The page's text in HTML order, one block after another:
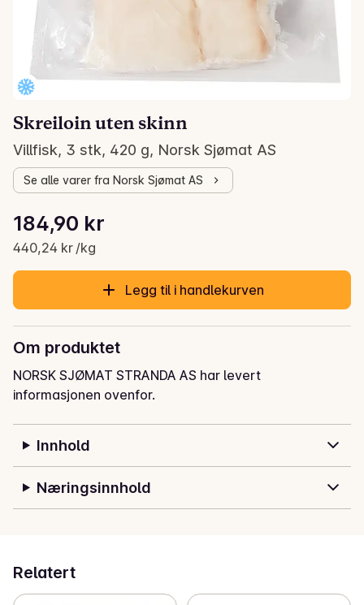
Skreiloin uten skinn
Villfisk, 3 stk, 420 g, Norsk Sjømat AS
Se alle varer fra Norsk Sjømat AS
Gjeldende pris er: 184,90 kr
184,90 kr
440,24 kr /kg
Stykkpris: 440,24 kr /kg
Legg til i handlekurven
Om produktet
NORSK SJØMAT STRANDA AS har levert
informasjonen ovenfor.
Innhold
Næringsinnhold
Relatert